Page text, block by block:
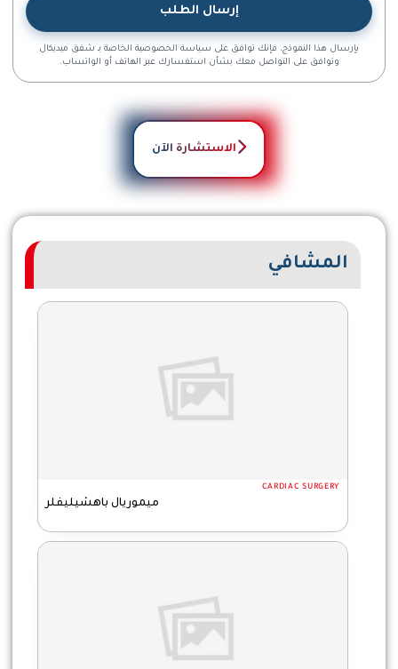
إرسال الطلب
بإرسال هذا النموذج، فإنك توافق على سياسة الخصوصية الخاصة بـ شفق ميديكال
وتوافق على التواصل معك بشأن استفسارك عبر الهاتف أو الواتساب.
الاستشارة الآن
المشافي
CARDIAC SURGERY
ميموريال باهشيليفلر